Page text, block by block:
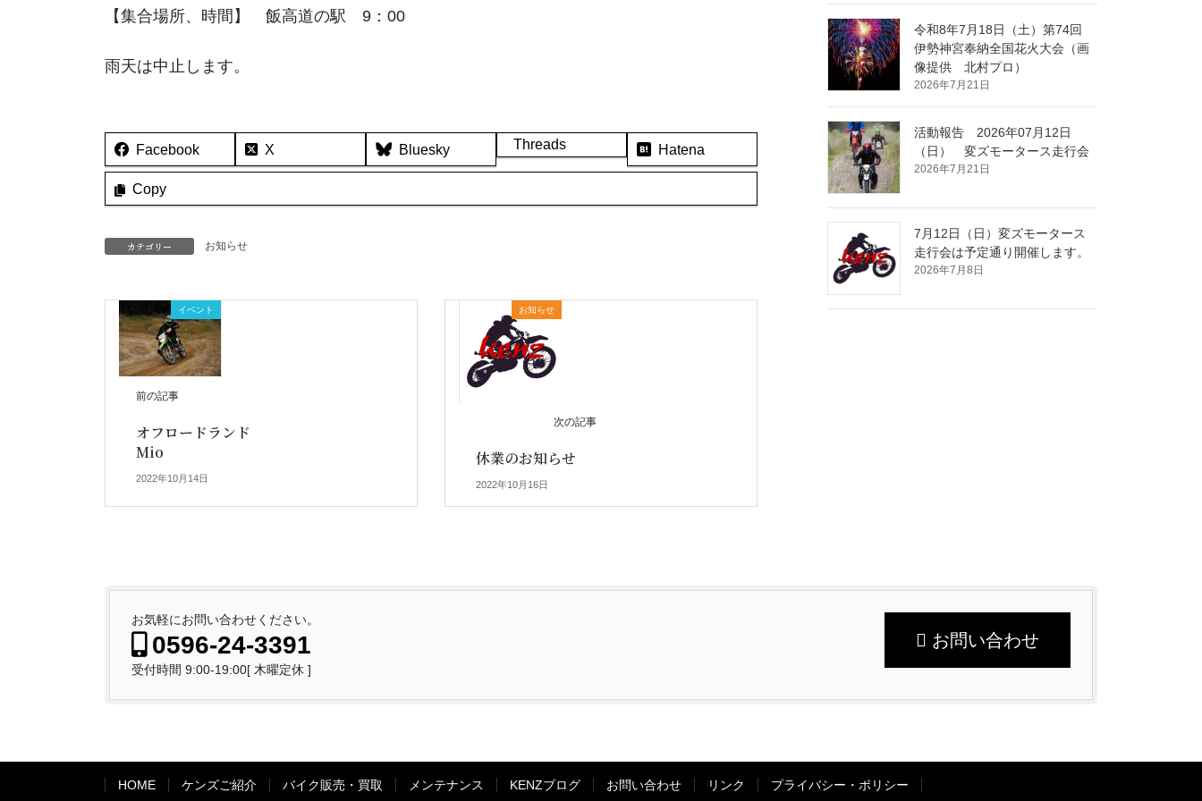
【集合場所、時間】 飯高道の駅 9：00
雨天は中止します。
Facebook X Bluesky Threads Hatena
Copy
カテゴリー お知らせ
イベント
前の記事
オフロードランド
Mio
2022年10月14日
お知らせ
次の記事
休業のお知らせ
2022年10月16日
令和8年7月18日（土）第74回
伊勢神宮奉納全国花火大会（画
像提供 北村プロ）
2026年7月21日
活動報告 2026年07月12日
（日） 変ズモータース走行会
2026年7月21日
7月12日（日）変ズモータース
走行会は予定通り開催します。
2026年7月8日
お気軽にお問い合わせください。
0596-24-3391
受付時間 9:00-19:00[ 木曜定休 ]
お問い合わせ
HOME ケンズご紹介 バイク販売・買取 メンテナンス KENZブログ お問い合わせ リンク プライバシー・ポリシー